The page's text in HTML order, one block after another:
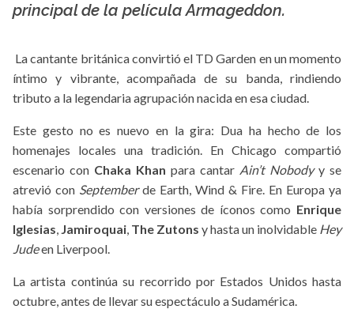
principal de la película Armageddon.
La cantante británica convirtió el TD Garden en un momento
íntimo y vibrante, acompañada de su banda, rindiendo
tributo a la legendaria agrupación nacida en esa ciudad.
Este gesto no es nuevo en la gira: Dua ha hecho de los
homenajes locales una tradición. En Chicago compartió
escenario con Chaka Khan para cantar Ain’t Nobodyy se
atrevió con Septemberde Earth, Wind & Fire. En Europa ya
había sorprendido con versiones de íconos como Enrique
Iglesias, Jamiroquai, The Zutons y hasta un inolvidable Hey
Judeen Liverpool.
La artista continúa su recorrido por Estados Unidos hasta
octubre, antes de llevar su espectáculo a Sudamérica.